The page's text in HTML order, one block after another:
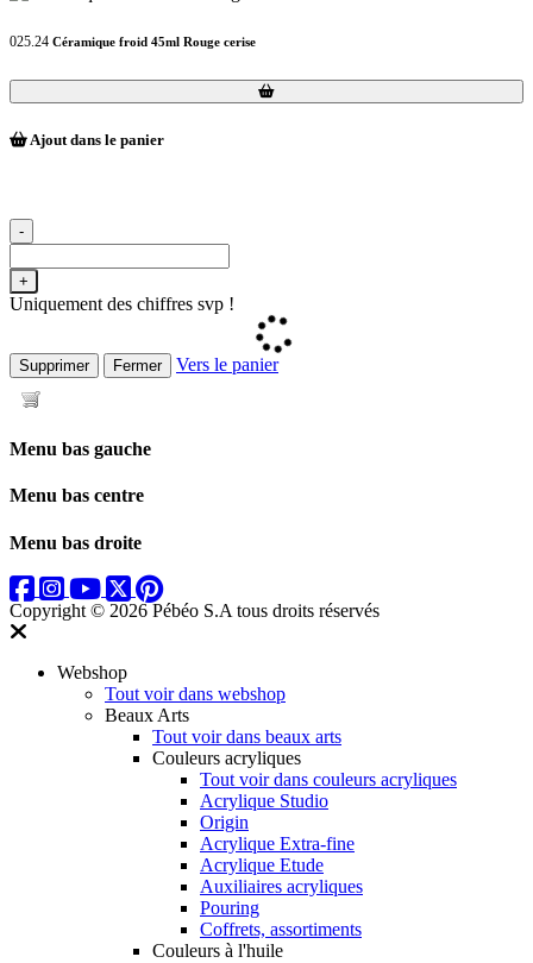
025.24 Céramique froid 45ml Rouge cerise
Loading...
Loading...
Ajout dans le panier
-
+
Uniquement des chiffres svp !
Supprimer Fermer Vers le panier
Menu bas gauche
Menu bas centre
Menu bas droite
Copyright © 2026 Pébéo S.A tous droits réservés
Webshop
Tout voir dans webshop
Beaux Arts
Tout voir dans beaux arts
Couleurs acryliques
Tout voir dans couleurs acryliques
Acrylique Studio
Origin
Acrylique Extra-fine
Acrylique Etude
Auxiliaires acryliques
Pouring
Coffrets, assortiments
Couleurs à l'huile